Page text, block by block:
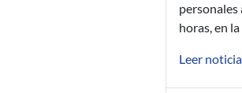
personales
horas, en
Leer